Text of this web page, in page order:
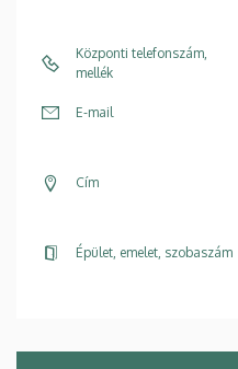
Központi telefonszám,
mellék
E-mail
Cím
Épület, emelet, szobaszám